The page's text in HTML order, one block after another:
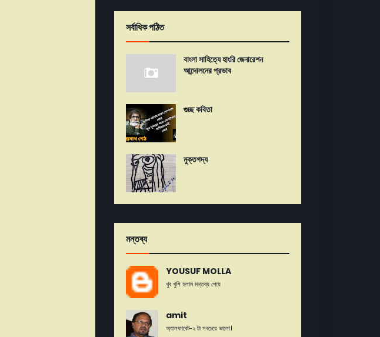
সর্বাধিক পঠিত
বাংলা সাহিত্যে হাংরি জেনারেশন
আন্দোলনের প্রভাব
গুচ্ছ কবিতা
মুক্তগদ্য
মন্তব্য
YOUSUF MOLLA
খুব খুশি হলাম মন্তব্য পেয়ে
amit
অ্যালফাবেট-২ টা সবচেয়ে ভালো।